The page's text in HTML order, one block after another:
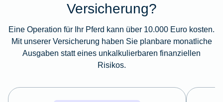
Versicherung?
Eine Operation für Ihr Pferd kann über 10.000 Euro kosten.
Mit unserer Versicherung haben Sie planbare monatliche
Ausgaben statt eines unkalkulierbaren finanziellen
Risikos.